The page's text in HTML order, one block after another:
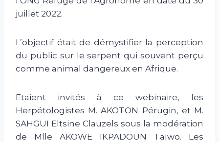
juillet 2022.
L’objectif était de démystifier la perception
du public sur le serpent qui souvent perçu
comme animal dangereux en Afrique.
Etaient invités à ce webinaire, les
Herpétologistes M. AKOTON Pérugin, et M.
SAHGUI Eltsine Clauzels sous la modération
de Mlle AKOWE IKPADOUN Taïwo. Les